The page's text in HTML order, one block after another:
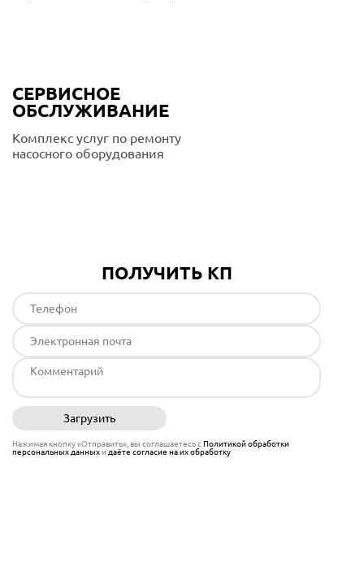
СЕРВИСНОЕ
ОБСЛУЖИВАНИЕ
Комплекс услуг по ремонту
насосного оборудования
ПОЛУЧИТЬ КП
Загрузить
Нажимая кнопку «Отправить», вы соглашаетесь сПолитикой обработки
персональных данныхи даёте согласие на их обработку